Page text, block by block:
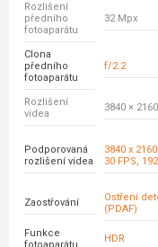
Rozlišení
předního
fotoaparátu
32 Mpx
Clona
předního
fotoaparátu
f/2.2
Rozlišení
videa
3840 ×
Podporovaná
rozlišení videa
3840 x
30 FPS,
Zaostřování
Ostření
(PDAF)
Funkce
HDR